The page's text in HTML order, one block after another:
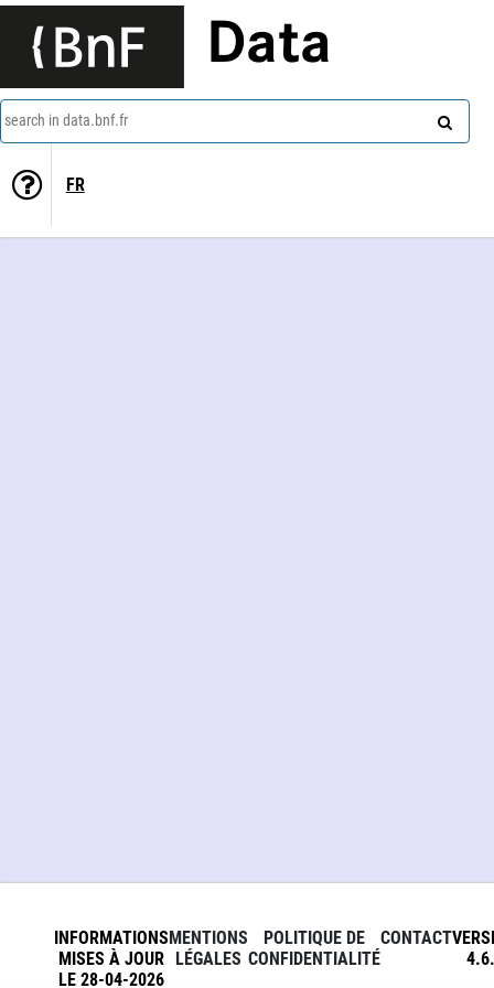
Data
search in data.bnf.fr
FR
INFORMATIONS
MISES À JOUR
LE 28-04-2026
MENTIONS
LÉGALES
POLITIQUE DE
CONFIDENTIALITÉ
CONTACT